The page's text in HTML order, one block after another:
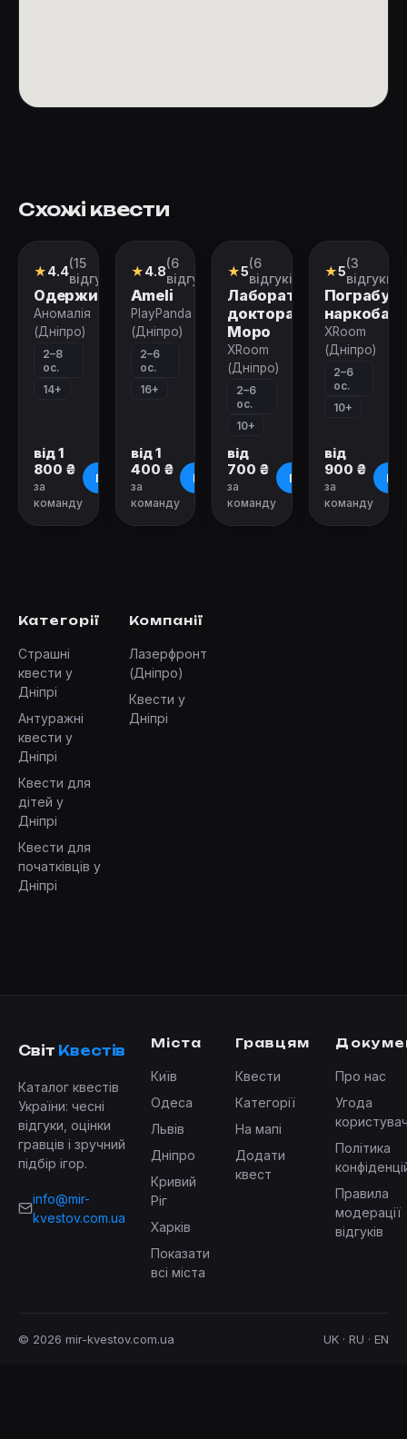
Схожі квести
Перформанс
★4.4(15
відгуків)
Одержимість
Аномалія
(Дніпро)
2–8
ос.
14+
від 1
800 ₴
за
команду
Про квест
Перформанс
★4.8(6
відгуків)
Ameli
PlayPanda
(Дніпро)
2–6
ос.
16+
від 1
400 ₴
за
команду
Про квест
Квест
★5(6
відгуків)
Лабораторія
доктора
Моро
XRoom
(Дніпро)
2–6
ос.
10+
від
700 ₴
за
команду
Про квест
Квест
★5(3
відгуки)
XRoom
(Дніпро)
2–6
ос.
10+
від
900 ₴
за
команду
Категорії
Страшні
квести у
Дніпрі
Антуражні
квести у
Дніпрі
Квести для
дітей у
Дніпрі
Квести для
початківців у
Дніпрі
Компанії
Лазерфронт
(Дніпро)
Квести у
Дніпрі
Світ Квестів
Каталог квестів
України: чесні
відгуки, оцінки
гравців і зручний
підбір ігор.
info@mir-
kvestov.com.ua
Міста
Київ
Одеса
Львів
Дніпро
Кривий
Ріг
Харків
Показати
всі міста
Гравцям
Квести
Категорії
На мапі
Додати
квест
Про нас
Угода
Політика
Правила
модерації
відгуків
© 2026 mir-kvestov.com.ua UK · RU · EN